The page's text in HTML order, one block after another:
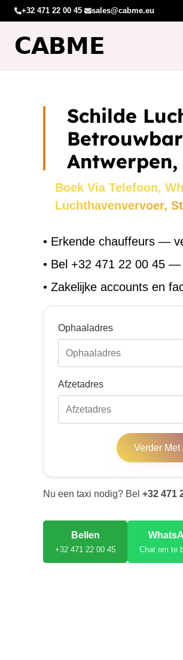
+32 471 22 00 45· sales@cabme.eu
Schilde
Boek Via Telefoon,
Luchthavenvervoer,
• Erkende chauffeurs —
• Bel +32 471 22 00 45
• Zakelijke accounts en
Ophaaladres
Afzetadres
Verder Met
Nu een taxi nodig? Bel +32 471
Bellen
+32 471 22 00 45 Chat om te